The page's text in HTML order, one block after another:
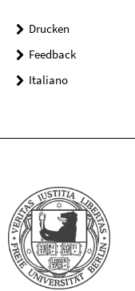
Drucken
Feedback
Italiano